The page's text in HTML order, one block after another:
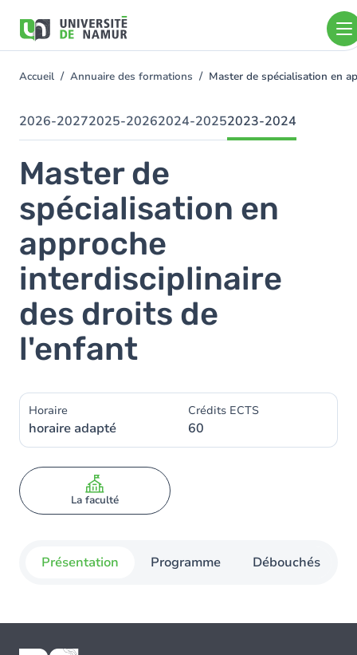
contenu
You
here
Accueil Annuaire des formations Master de spécialisation en
2026-20272025-20262024-20252023-2024
Master de
spécialisation en
approche
interdisciplinaire
des droits de
l'enfant
Horaire
horaire adapté
Crédits ECTS
60
La faculté
Présentation Programme Débouchés